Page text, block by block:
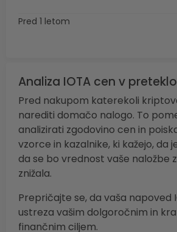
Pred 1 letom
Analiza IOTA cen v
Pred nakupom katerekoli
narediti domačo nalogo. To
analizirati zgodovino cen in
vzorce in kazalnike, ki kažejo, da
da se bo vrednost vaše naložbe
znižala.
Prepričajte se, da vaša napoved
ustreza vašim dolgoročnim in
finančnim ciljem.